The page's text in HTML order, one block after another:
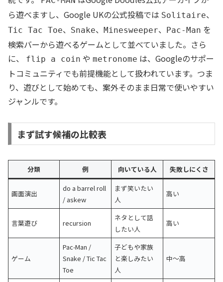
ら遊べますし、Google UKの公式投稿では Solitaire、
Tic Tac Toe、 Snake、 Minesweeper、 Pac-Man を
検索バーから遊べるゲームとして並べていました。さら
に、
flip a coin や metronome は、Googleのサポー
トコミュニティでも前提機能として扱われています。つま
り、遊びとして始めても、案外そのまま日常で使いやすい
ジャンルです。
まず試す候補の比較表
分類 例 向いている人 失敗しにくさ
画面演出
do a barrel roll
/ askew
まず笑いたい
人
高い
言葉遊び recursion
ネタとして話
したい人
高い
ゲーム
Pac-Man /
Snake / Tic Tac
Toe
子どもや家族
と楽しみたい
人
中〜高